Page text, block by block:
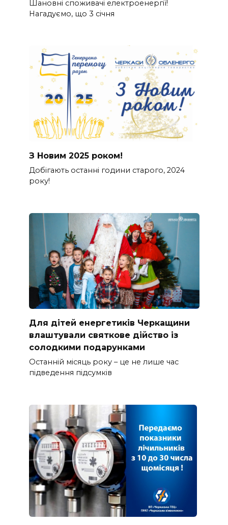
Шановні споживачі електроенергії!
Нагадуємо, що 3 січня
З Новим 2025 роком!
Добігають останні години старого, 2024
року!
Для дітей енергетиків Черкащини
влаштували святкове дійство із
солодкими подарунками
Останній місяць року – це не лише час
підведення підсумків